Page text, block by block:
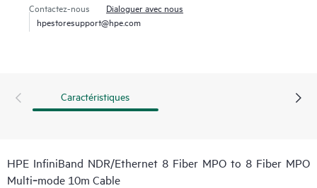
Contactez-nous
Dialoguer avec nous
hpestoresupport@hpe.com
Caractéristiques
HPE InfiniBand NDR/Ethernet 8 Fiber MPO to 8 Fiber MPO
Multi‑mode 10m Cable